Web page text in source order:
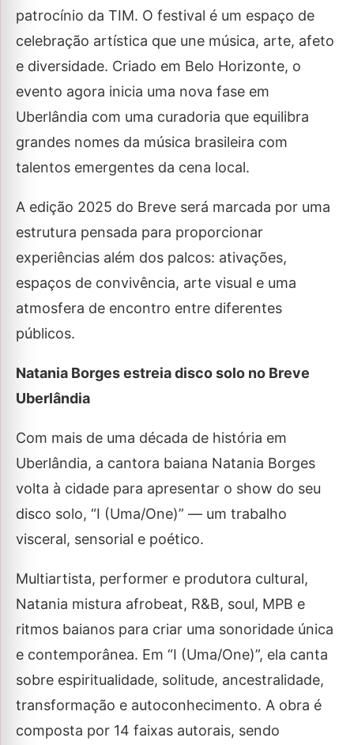
patrocínio da TIM. O festival é um espaço de
celebração artística que une música, arte, afeto
e diversidade. Criado em Belo Horizonte, o
evento agora inicia uma nova fase em
Uberlândia com uma curadoria que equilibra
grandes nomes da música brasileira com
talentos emergentes da cena local.
A edição 2025 do Breve será marcada por uma
estrutura pensada para proporcionar
experiências além dos palcos: ativações,
espaços de convivência, arte visual e uma
atmosfera de encontro entre diferentes
públicos.
Natania Borges estreia disco solo no Breve
Uberlândia
Com mais de uma década de história em
Uberlândia, a cantora baiana Natania Borges
volta à cidade para apresentar o show do seu
disco solo, “I (Uma/One)” — um trabalho
visceral, sensorial e poético.
Multiartista, performer e produtora cultural,
Natania mistura afrobeat, R&B, soul, MPB e
ritmos baianos para criar uma sonoridade única
e contemporânea. Em “I (Uma/One)”, ela canta
sobre espiritualidade, solitude, ancestralidade,
transformação e autoconhecimento. A obra é
composta por 14 faixas autorais, sendo